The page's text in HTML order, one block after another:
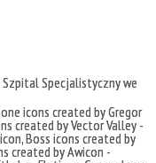
Specjalistyczny we
icons created by Gregor
created by Vector Valley -
,Boss icons created by
created by Awicon -